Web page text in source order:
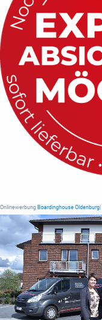
Onlinewerbung Boardinghouse Oldenburg